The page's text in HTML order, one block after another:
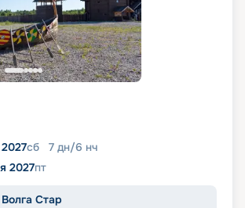
сб 7 дн/6 нч
2027пт
Волга Стар